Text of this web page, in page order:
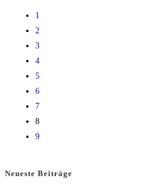
1
2
3
4
5
6
7
8
9
Neueste Beiträge